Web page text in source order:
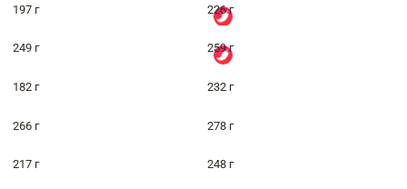
197 г 226 г
249 г 259 г
182 г 232 г
266 г 278 г
217 г 248 г